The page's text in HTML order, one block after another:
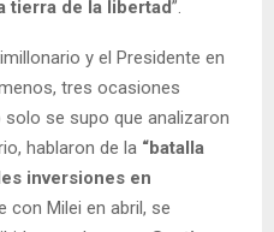
tierra de la libertad”.
y el Presidente en
tres ocasiones
se supo que analizaron
hablaron de la “batalla
inversiones en
con Milei en abril, se